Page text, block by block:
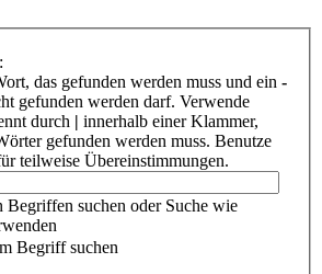
das gefunden werden muss und ein -
gefunden werden darf. Verwende
durch | innerhalb einer Klammer,
gefunden werden muss. Benutze
teilweise Übereinstimmungen.
Begriffen suchen oder Suche wie
Begriff suchen